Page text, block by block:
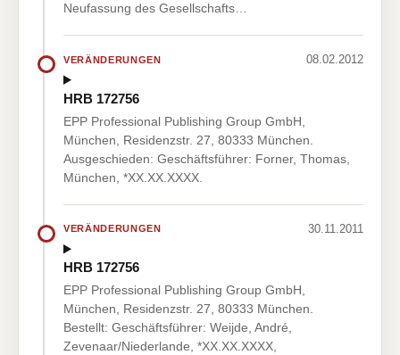
Neufassung des Gesellschafts…
VERÄNDERUNGEN 08.02.2012
HRB 172756
EPP Professional Publishing Group GmbH,
München, Residenzstr. 27, 80333 München.
Ausgeschieden: Geschäftsführer: Forner, Thomas,
München, *XX.XX.XXXX.
VERÄNDERUNGEN 30.11.2011
HRB 172756
EPP Professional Publishing Group GmbH,
München, Residenzstr. 27, 80333 München.
Bestellt: Geschäftsführer: Weijde, André,
Zevenaar/Niederlande, *XX.XX.XXXX,